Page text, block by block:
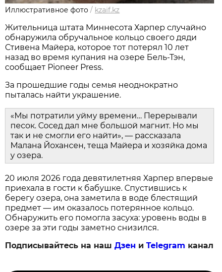
Иллюстративное фото / kzaif.kz
Жительница штата Миннесота Харпер случайно
обнаружила обручальное кольцо своего дяди
Стивена Майера, которое тот потерял 10 лет
назад во время купания на озере Бель-Тэн,
сообщает Pioneer Press.
За прошедшие годы семья неоднократно
пыталась найти украшение.
«Мы потратили уйму времени… Перерывали
песок. Сосед дал мне большой магнит. Но мы
так и не смогли его найти», — рассказала
Малана Йохансен, теща Майера и хозяйка дома
у озера.
20 июля 2026 года девятилетняя Харпер впервые
приехала в гости к бабушке. Спустившись к
берегу озера, она заметила в воде блестящий
предмет — им оказалось потерянное кольцо.
Обнаружить его помогла засуха: уровень воды в
озере за эти годы заметно снизился.
Подписывайтесь на нашДзен иTelegram канал